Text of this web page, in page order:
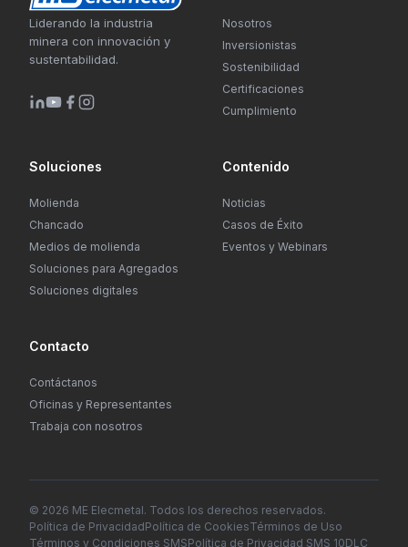
Liderando la industria
minera con innovación y
sustentabilidad.
Nosotros
Inversionistas
Sostenibilidad
Certificaciones
Cumplimiento
Soluciones
Molienda
Chancado
Medios de molienda
Soluciones para Agregados
Soluciones digitales
Contenido
Noticias
Casos de Éxito
Eventos y Webinars
Contacto
Contáctanos
Oficinas y Representantes
Trabaja con nosotros
© 2026 ME Elecmetal. Todos los derechos reservados.
Política de PrivacidadPolítica de CookiesTérminos de Uso
Términos y Condiciones SMSPolítica de Privacidad SMS 10DLC